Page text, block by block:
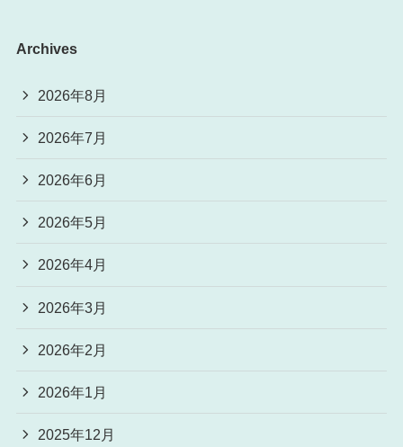
Archives
2026年8月
2026年7月
2026年6月
2026年5月
2026年4月
2026年3月
2026年2月
2026年1月
2025年12月